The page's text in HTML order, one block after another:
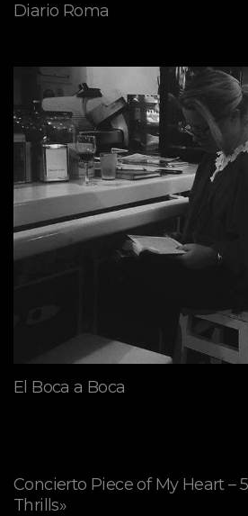
Diario Roma
El Boca a Boca
Concierto Piece of My Heart –
Thrills»